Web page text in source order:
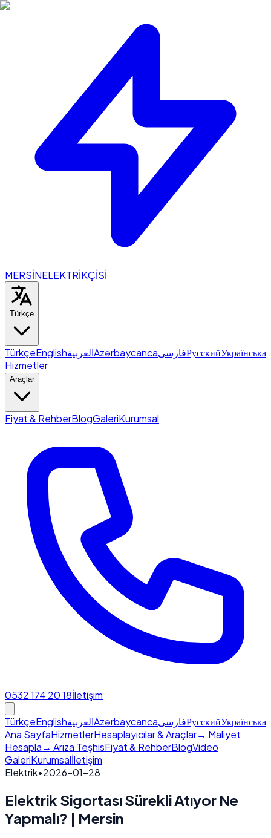
MERSİNELEKTRİKÇİSİ
Türkçe
TürkçeEnglishالعربيةAzərbaycancaفارسیРусскийУкраїнська
Hizmetler
Araçlar
Fiyat & RehberBlogGaleriKurumsal
0532 174 20 18İletişim
TürkçeEnglishالعربيةAzərbaycancaفارسیРусскийУкраїнська
Ana SayfaHizmetlerHesaplayıcılar & Araçlar→ Maliyet
Hesapla→ Arıza TeşhisFiyat & RehberBlogVideo
GaleriKurumsalİletişim
Elektrik•2026-01-28
Elektrik Sigortası Sürekli Atıyor Ne
Yapmalı? | Mersin